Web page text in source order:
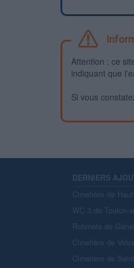
Attention : ce
indiquant que
Si vous
DERNIERS
Cimetière de
WC 3 de Toulon-
Robinets de
Cimetière de
Cimetière de